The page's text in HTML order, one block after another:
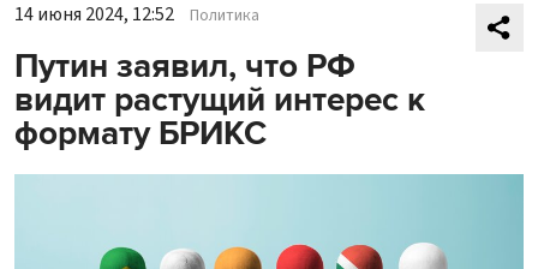
14 июня 2024, 12:52 Политика
Путин заявил, что РФ
видит растущий интерес к
формату БРИКС